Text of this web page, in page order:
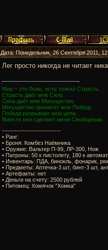
Дата: Понедельник, 26 Сентября 2011,
Лег просто никогда не читает
Мир – это Ложь, есть только Страсть.
Страсть даёт мне Силу.
Сила даёт мне Могущество.
Могущество принесёт мне Победу.
Победа разрывает мои цепи.
Вместе они сделают меня Свободным.
-----------------------------
• Ранг:
• Броня: Комбез Наёмника
• Оружие: Вальтер П-99, ЛР-300, Нож
• Патроны: 50 к пистолету, 180 к
• Инвентарь: ПДА, бинокль, фонарик,
• Предметы: Аптечка-3 шт, бинт-3 шт,
• Артефакты: нет
• Деньги на счету: 2500 рублей
• Питомец: Хомячок "Хомка"